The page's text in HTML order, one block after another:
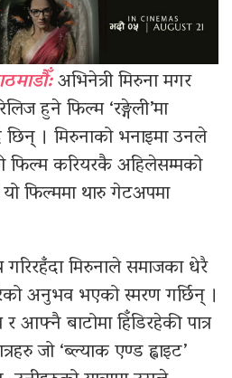
अभिनेत्री मिरुना मगर
हुने फिल्म ‘रङ्गेली’मा
छिन् । मिरुनाको भनाइमा उनले
फिल्म करियरकै अहिलेसम्मको
फिल्ममा थारु गेटअपमा
गरिरहँदा मिरुनाले समाजका धेरै
अनुभव भएको स्मरण गर्छिन् ।
आफ्नै बाटोमा हिँडिरहेकी पात्र
जो ‘ब्ल्याक एण्ड ह्वाइट’